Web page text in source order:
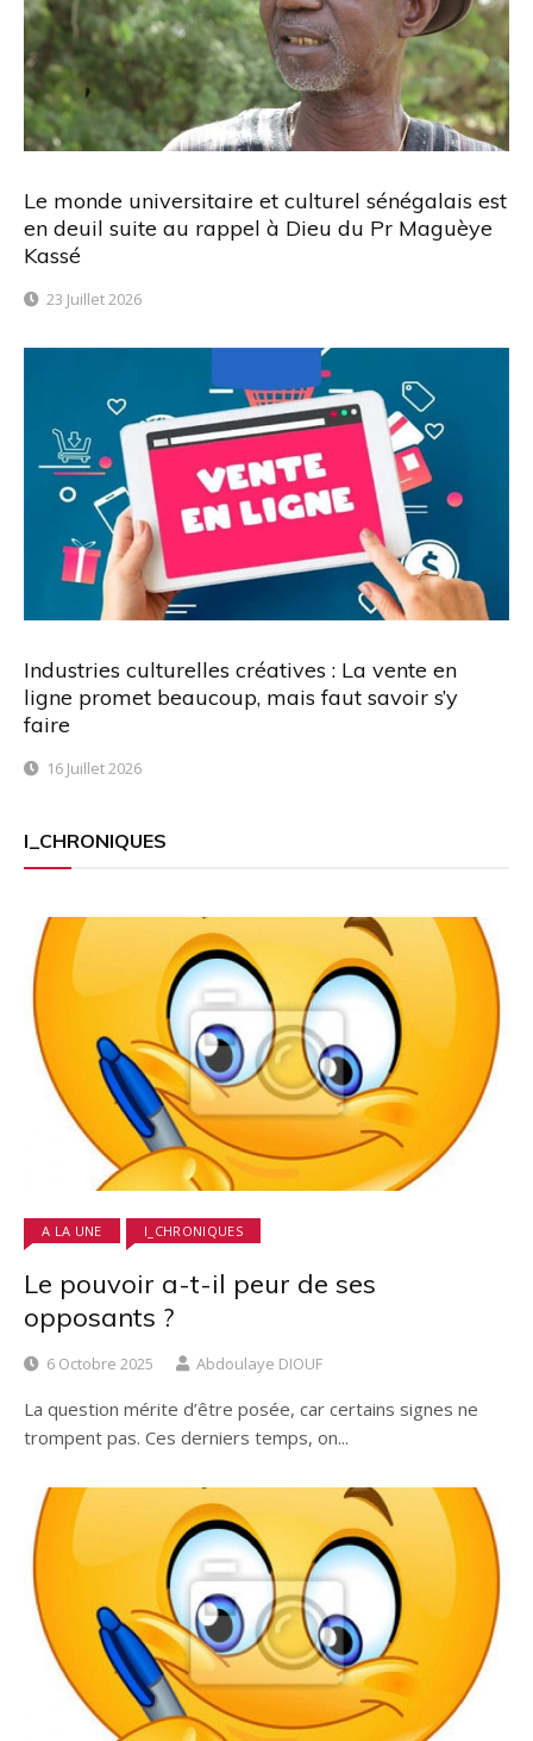
Le monde universitaire et culturel sénégalais est
en deuil suite au rappel à Dieu du Pr Maguèye
Kassé
23 Juillet 2026
Industries culturelles créatives : La vente en
ligne promet beaucoup, mais faut savoir s’y
faire
16 Juillet 2026
I_CHRONIQUES
A LA UNE I_CHRONIQUES
Le pouvoir a-t-il peur de ses
opposants ?
6 Octobre 2025 Abdoulaye DIOUF
La question mérite d’être posée, car certains signes ne
trompent pas. Ces derniers temps, on...